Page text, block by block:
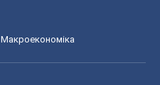
Макроекономіка